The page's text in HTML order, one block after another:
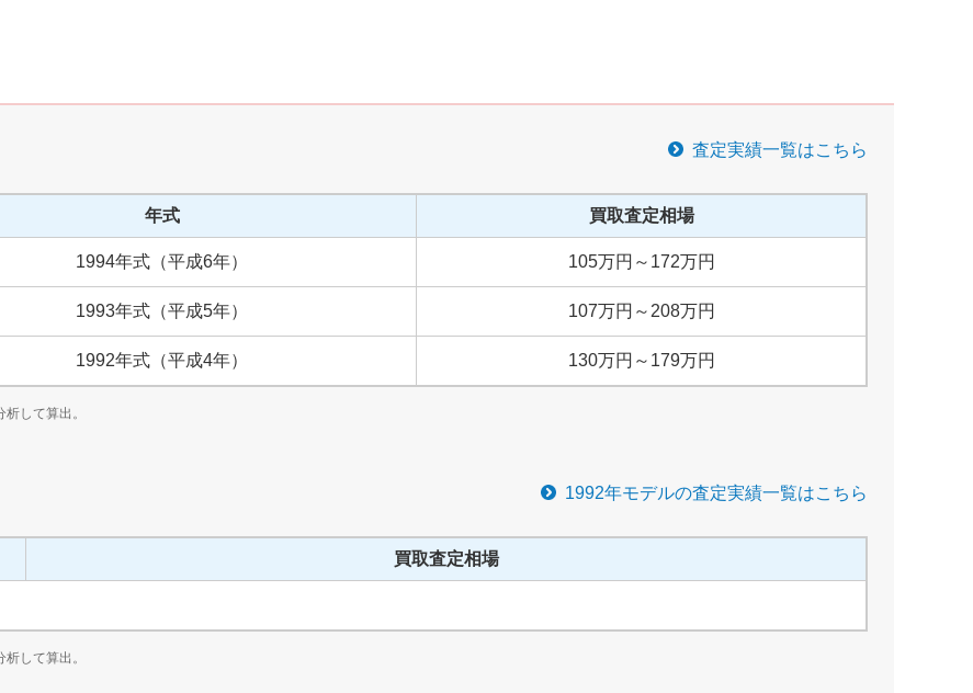
査定実績一覧はこちら
年式 買取査定相場
1994年式 （平成6年） 105万円 ～ 172万円
1993年式 （平成5年） 107万円 ～ 208万円
1992年式 （平成4年） 130万円 ～ 179万円
して算出。
1992年モデルの査定実績一覧はこちら
買取査定相場
して算出。